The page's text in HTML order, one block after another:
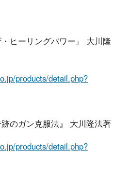
ヒーリングパワー』 大川隆
products/detail.php?
のガン克服法』 大川隆法著
products/detail.php?